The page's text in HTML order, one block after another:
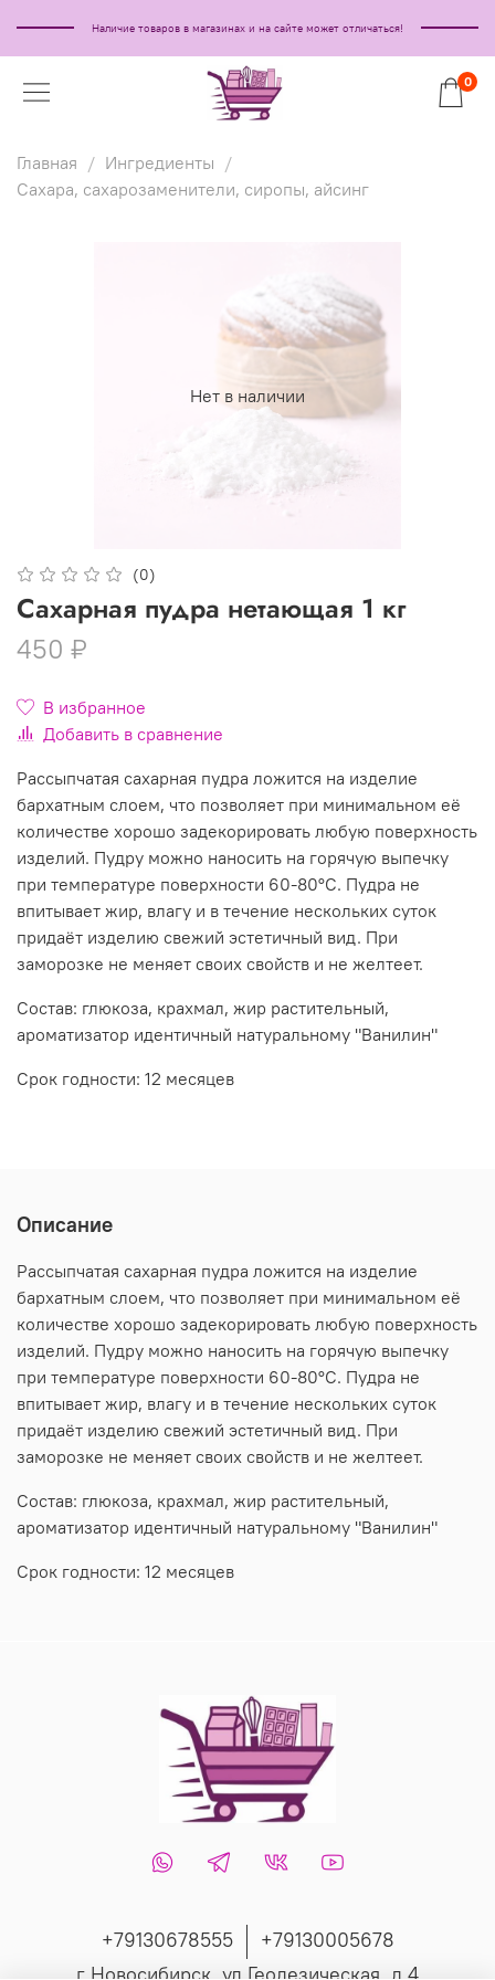
Наличие товаров в магазинах и на сайте может отличаться!
0
Главная
Ингредиенты
Сахара, сахарозаменители, сиропы, айсинг
Нет в наличии
(0)
Сахарная пудра нетающая 1 кг
450 ₽
В избранное
Добавить в сравнение
Рассыпчатая сахарная пудра ложится на изделие
бархатным слоем, что позволяет при минимальном её
количестве хорошо задекорировать любую поверхность
изделий. Пудру можно наносить на горячую выпечку
при температуре поверхности 60-80°С. Пудра не
впитывает жир, влагу и в течение нескольких суток
придаёт изделию свежий эстетичный вид. При
заморозке не меняет своих свойств и не желтеет.
Состав: глюкоза, крахмал, жир растительный,
ароматизатор идентичный натуральному "Ванилин"
Срок годности: 12 месяцев
Описание
Рассыпчатая сахарная пудра ложится на изделие
бархатным слоем, что позволяет при минимальном её
количестве хорошо задекорировать любую поверхность
изделий. Пудру можно наносить на горячую выпечку
при температуре поверхности 60-80°С. Пудра не
впитывает жир, влагу и в течение нескольких суток
придаёт изделию свежий эстетичный вид. При
заморозке не меняет своих свойств и не желтеет.
Состав: глюкоза, крахмал, жир растительный,
ароматизатор идентичный натуральному "Ванилин"
Срок годности: 12 месяцев
+79130678555
+79130005678
г Новосибирск, ул Геодезическая, д 4